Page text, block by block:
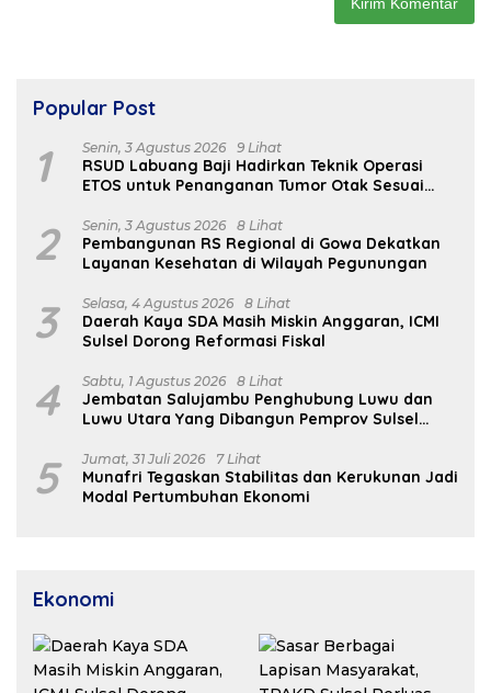
Popular Post
1 Senin, 3 Agustus 2026 9 Lihat
RSUD Labuang Baji Hadirkan Teknik Operasi
ETOS untuk Penanganan Tumor Otak Sesuai
2 Senin, 3 Agustus 2026 8 Lihat
Pembangunan RS Regional di Gowa Dekatkan
Layanan Kesehatan di Wilayah Pegunungan
3 Selasa, 4 Agustus 2026 8 Lihat
Daerah Kaya SDA Masih Miskin Anggaran, ICMI
Sulsel Dorong Reformasi Fiskal
4 Sabtu, 1 Agustus 2026 8 Lihat
Jembatan Salujambu Penghubung Luwu dan
Luwu Utara Yang Dibangun Pemprov Sulsel
5 Jumat, 31 Juli 2026 7 Lihat
Munafri Tegaskan Stabilitas dan Kerukunan Jadi
Modal Pertumbuhan Ekonomi
Ekonomi